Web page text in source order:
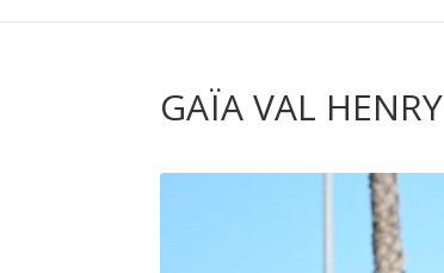
GAÏA VAL HENRY